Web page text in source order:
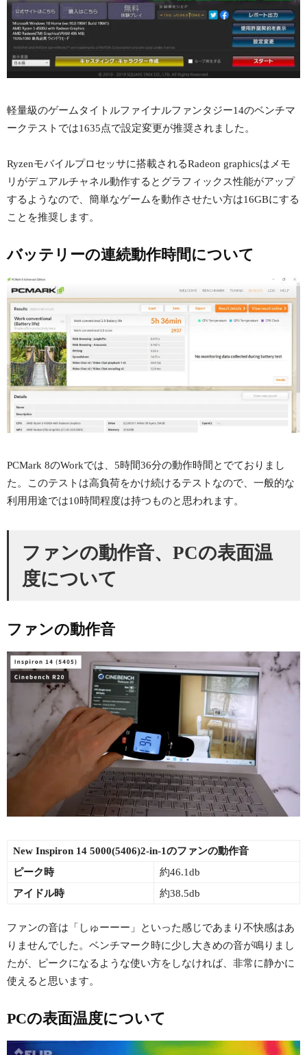
軽量級のゲームタイトルファイナルファンタジー14のベンチマ
ークテストでは1635点で設定変更が推奨されました。
Ryzenモバイルプロセッサに搭載されるRadeon graphicsはメモ
リがデュアルチャネル動作するとグラフィックス性能がアップ
するようなので、簡単なゲームを動作させたい方は16GBにする
ことを推奨します。
バッテリーの連続動作時間について
PCMark 8のWorkでは、5時間36分の動作時間とでておりまし
た。このテストは高負荷をかけ続けるテストなので、一般的な
利用用途では10時間程度は持つものと思われます。
ファンの動作音、PCの表面温
度について
ファンの動作音
New Inspiron 14 5000(5406)2-in-1のファンの動作音
ピーク時
約46.1db
アイドル時
約38.5db
ファンの音は「しゅーーー」といった感じであまり不快感はあ
りませんでした。ベンチマーク時に少し大きめの音が鳴りまし
たが、ピークになるような使い方をしなければ、非常に静かに
使えると思います。
PCの表面温度について